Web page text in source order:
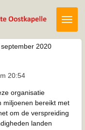
2020
20:54
organisatie
bereikt met
om de verspreiding
landen